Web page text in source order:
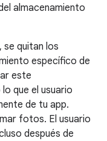
almacenamiento
se quitan los
específico de
este
que el usuario
de tu app.
fotos. El usuario
después de